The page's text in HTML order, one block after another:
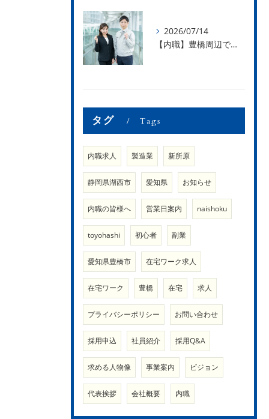
2026/07/14
【内職】豊橋周辺で内職のお仕事を探している方募集中！【内職さまのお声②】
タグ Tags
内職求人 製造業 新所原
静岡県湖西市 愛知県 お知らせ
内職の皆様へ 営業日案内 naishoku
toyohashi 初心者 副業
愛知県豊橋市 在宅ワーク求人
在宅ワーク 豊橋 在宅 求人
プライバシーポリシー お問い合わせ
採用申込 社員紹介 採用Q&A
求める人物像 事業案内 ビジョン
代表挨拶 会社概要 内職